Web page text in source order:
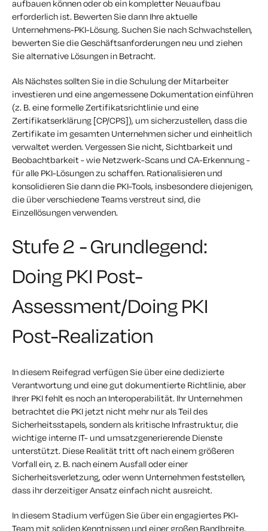
aufbauen können oder ob ein kompletter Neuaufbau
erforderlich ist. Bewerten Sie dann Ihre aktuelle
Unternehmens-PKI-Lösung. Suchen Sie nach Schwachstellen,
bewerten Sie die Geschäftsanforderungen neu und ziehen
Sie alternative Lösungen in Betracht.
Als Nächstes sollten Sie in die Schulung der Mitarbeiter
investieren und eine angemessene Dokumentation einführen
(z. B. eine formelle Zertifikatsrichtlinie und eine
Zertifikatserklärung [CP/CPS]), um sicherzustellen, dass die
Zertifikate im gesamten Unternehmen sicher und einheitlich
verwaltet werden. Vergessen Sie nicht, Sichtbarkeit und
Beobachtbarkeit - wie Netzwerk-Scans und CA-Erkennung -
für alle PKI-Lösungen zu schaffen. Rationalisieren und
konsolidieren Sie dann die PKI-Tools, insbesondere diejenigen,
die über verschiedene Teams verstreut sind, die
Einzellösungen verwenden.
Stufe 2 - Grundlegend:
Doing PKI Post-
Assessment/Doing PKI
Post-Realization
In diesem Reifegrad verfügen Sie über eine dedizierte
Verantwortung und eine gut dokumentierte Richtlinie, aber
Ihrer PKI fehlt es noch an Interoperabilität. Ihr Unternehmen
betrachtet die PKI jetzt nicht mehr nur als Teil des
Sicherheitsstapels, sondern als kritische Infrastruktur, die
wichtige interne IT- und umsatzgenerierende Dienste
unterstützt. Diese Realität tritt oft nach einem größeren
Vorfall ein, z. B. nach einem Ausfall oder einer
Sicherheitsverletzung, oder wenn Unternehmen feststellen,
dass ihr derzeitiger Ansatz einfach nicht ausreicht.
In diesem Stadium verfügen Sie über ein engagiertes PKI-
Team mit soliden Kenntnissen und einer großen Bandbreite.